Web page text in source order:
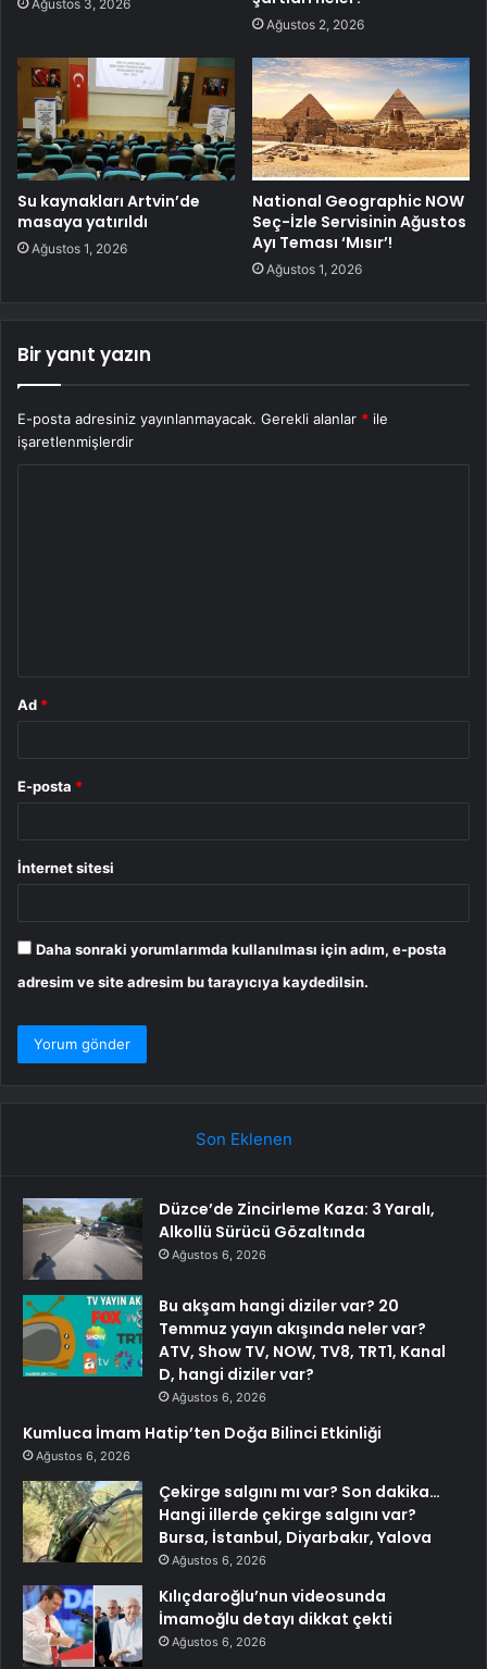
Ağustos 3, 2026
Ağustos 2, 2026
Su kaynakları Artvin’de
masaya yatırıldı
Ağustos 1, 2026
National Geographic NOW
Seç-İzle Servisinin Ağustos
Ayı Teması ‘Mısır’!
Ağustos 1, 2026
Bir yanıt yazın
E-posta adresiniz yayınlanmayacak. Gerekli alanlar * ile
işaretlenmişlerdir
Ad *
E-posta *
İnternet sitesi
Daha sonraki yorumlarımda kullanılması için adım, e-posta
adresim ve site adresim bu tarayıcıya kaydedilsin.
Son Eklenen
Düzce’de Zincirleme Kaza: 3 Yaralı,
Alkollü Sürücü Gözaltında
Ağustos 6, 2026
Bu akşam hangi diziler var? 20
Temmuz yayın akışında neler var?
ATV, Show TV, NOW, TV8, TRT1, Kanal
D, hangi diziler var?
Ağustos 6, 2026
Kumluca İmam Hatip’ten Doğa Bilinci Etkinliği
Ağustos 6, 2026
Çekirge salgını mı var? Son dakika…
Hangi illerde çekirge salgını var?
Bursa, İstanbul, Diyarbakır, Yalova
Ağustos 6, 2026
Kılıçdaroğlu’nun videosunda
İmamoğlu detayı dikkat çekti
Ağustos 6, 2026